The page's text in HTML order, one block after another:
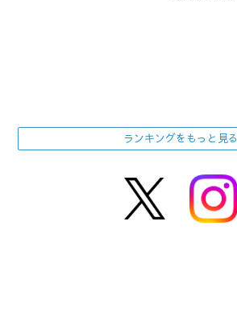
ランキングをもっと見る